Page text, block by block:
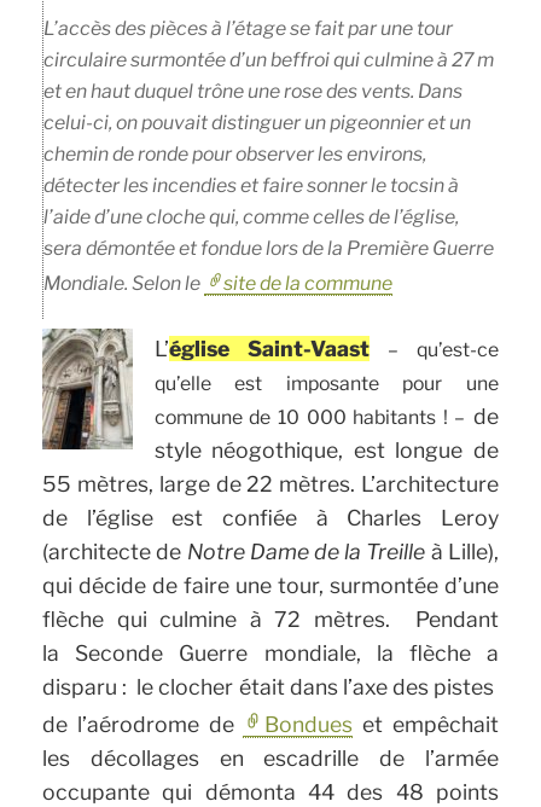
L’accès des pièces à l’étage se fait par une tour
circulaire surmontée d’un beffroi qui culmine à 27 m
et en haut duquel trône une rose des vents. Dans
celui-ci, on pouvait distinguer un pigeonnier et un
chemin de ronde pour observer les environs,
détecter les incendies et faire sonner le tocsin à
l’aide d’une cloche qui, comme celles de l’église,
sera démontée et fondue lors de la Première Guerre
Mondiale. Selon le
site de la commune
L’église Saint-Vaast
– qu’est-ce
qu’elle est imposante pour une
commune de 10 000 habitants ! – de
style néogothique, est longue de
55 mètres, large de 22 mètres. L’architecture
de l’église est confiée à Charles Leroy
(architecte de Notre Dame de la Treille à Lille),
qui décide de faire une tour, surmontée d’une
flèche qui culmine à 72 mètres. Pendant
la Seconde Guerre mondiale, la flèche a
disparu : le clocher était dans l’axe des pistes
de l’aérodrome de
Bondues et empêchait
les décollages en escadrille de l’armée
occupante qui démonta 44 des 48 points